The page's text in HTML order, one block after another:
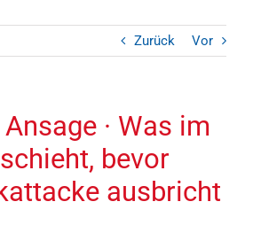
Zurück Vor
· Was im
bevor
ausbricht